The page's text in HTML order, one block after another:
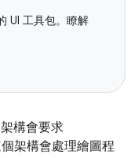
UI 工具包。瞭解
構會要求
架構會處理繪圖程